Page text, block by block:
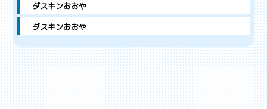
ダスキンおおや
ダスキンおおや